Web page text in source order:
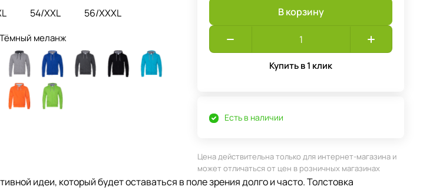
54/XXL 56/XXXL
Тёмный меланж
В корзину
Купить в 1 клик
Есть в наличии
Цена действительна только для интернет-магазина и
может отличаться от цен в розничных магазинах
идеи, который будет оставаться в поле зрения долго и часто. Толстовка